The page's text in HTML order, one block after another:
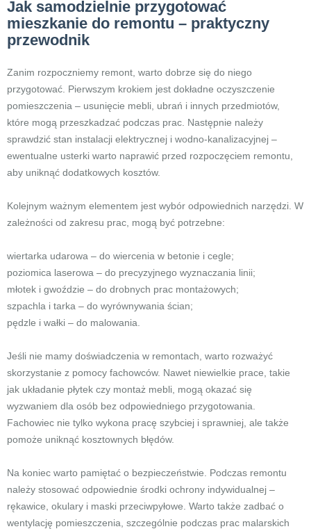
Jak samodzielnie przygotować
mieszkanie do remontu – praktyczny
przewodnik
Zanim rozpoczniemy remont, warto dobrze się do niego
przygotować. Pierwszym krokiem jest dokładne oczyszczenie
pomieszczenia – usunięcie mebli, ubrań i innych przedmiotów,
które mogą przeszkadzać podczas prac. Następnie należy
sprawdzić stan instalacji elektrycznej i wodno-kanalizacyjnej –
ewentualne usterki warto naprawić przed rozpoczęciem remontu,
aby uniknąć dodatkowych kosztów.
Kolejnym ważnym elementem jest wybór odpowiednich narzędzi. W
zależności od zakresu prac, mogą być potrzebne:
wiertarka udarowa – do wiercenia w betonie i cegle;
poziomica laserowa – do precyzyjnego wyznaczania linii;
młotek i gwoździe – do drobnych prac montażowych;
szpachla i tarka – do wyrównywania ścian;
pędzle i wałki – do malowania.
Jeśli nie mamy doświadczenia w remontach, warto rozważyć
skorzystanie z pomocy fachowców. Nawet niewielkie prace, takie
jak układanie płytek czy montaż mebli, mogą okazać się
wyzwaniem dla osób bez odpowiedniego przygotowania.
Fachowiec nie tylko wykona pracę szybciej i sprawniej, ale także
pomoże uniknąć kosztownych błędów.
Na koniec warto pamiętać o bezpieczeństwie. Podczas remontu
należy stosować odpowiednie środki ochrony indywidualnej –
rękawice, okulary i maski przeciwpyłowe. Warto także zadbać o
wentylację pomieszczenia, szczególnie podczas prac malarskich